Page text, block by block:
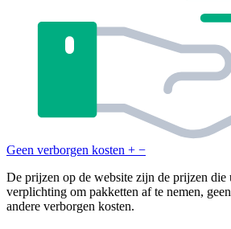
Geen verborgen kosten + −
De prijzen op de website zijn de prijzen die
verplichting om pakketten af te nemen,
andere verborgen kosten.